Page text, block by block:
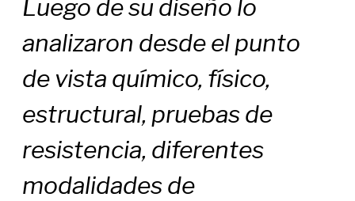
Luego de su diseño lo
analizaron desde el punto
de vista químico, físico,
estructural, pruebas de
resistencia, diferentes
modalidades de